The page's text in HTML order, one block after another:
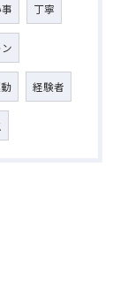
丁寧
経験者